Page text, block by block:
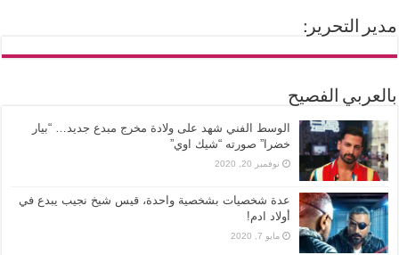
مدير التحرير:
بالعربي الفصيح
الوسط الفني شهد على ولادة مخرج مبدع جديد… “بيار
خضرا” صورته “شيك اوي”
نوفمبر 20, 2020
عدة شخصيات بشخصية واحدة، قيس شيخ نجيب يبدع في
أولاد ادم!
مايو 7, 2020